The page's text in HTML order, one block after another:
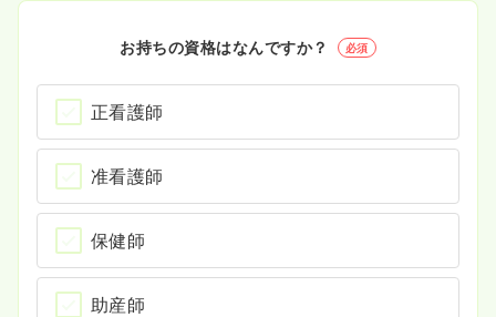
お持ちの資格はなんですか？ 必須
正看護師
准看護師
保健師
助産師